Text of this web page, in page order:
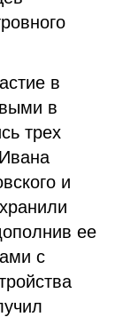
в
в
трех
и
ее
с